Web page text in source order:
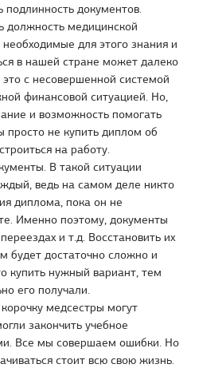
подлинность документов.
должность медицинской
для этого знания и
в нашей стране может далеко
с несовершенной системой
финансовой ситуацией. Но,
и возможность помогать
просто не купить диплом об
на работу.
В такой ситуации
ведь на самом деле никто
диплома, пока он не
Именно поэтому, документы
и т.д. Восстановить их
будет достаточно сложно и
купить нужный вариант, тем
его получали.
медсестры могут
закончить учебное
Все мы совершаем ошибки. Но
стоит всю свою жизнь.